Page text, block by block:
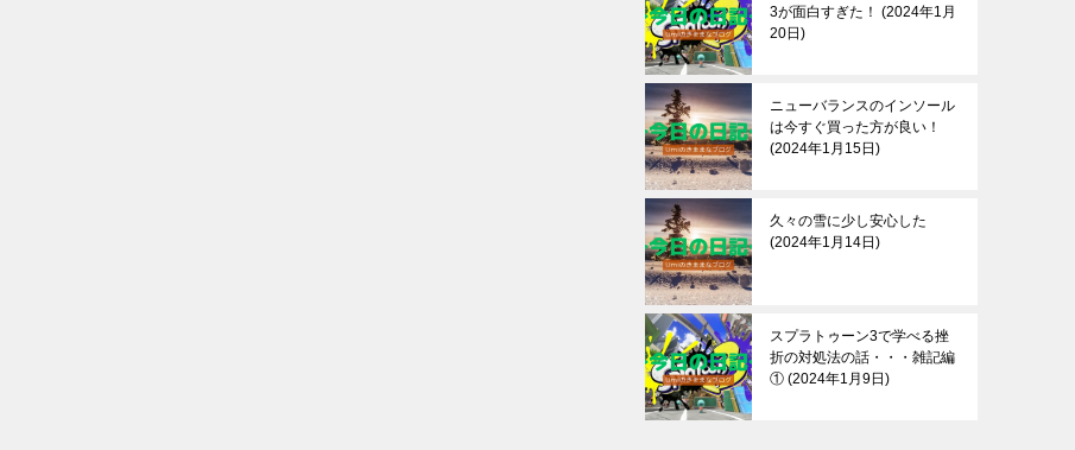
3が面白すぎた！
2024年1月
20日
ニューバランスのインソール
は今すぐ買った方が良い！
2024年1月15日
久々の雪に少し安心した
2024年1月14日
スプラトゥーン3で学べる挫
折の対処法の話・・・雑記編
① 2024年1月9日